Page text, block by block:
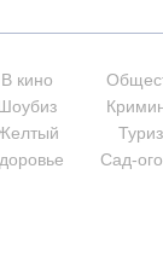
В кино
Сад-